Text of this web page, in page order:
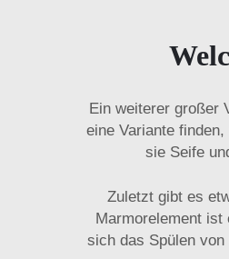
Ein weiterer großer
eine Variante
sie Seife
Zuletzt gibt es
Marmorelement ist
sich das Spülen